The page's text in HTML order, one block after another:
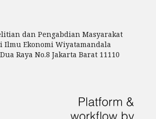
dan Pengabdian Masyarakat
Ilmu Ekonomi Wiyatamandala
Raya No.8 Jakarta Barat 11110